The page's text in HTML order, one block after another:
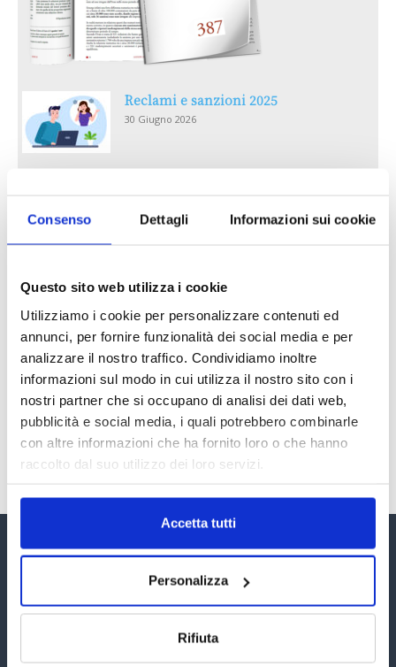
Consenso Dettagli Informazioni sui cookie
Questo sito web utilizza i cookie
Utilizziamo i cookie per personalizzare contenuti ed
annunci, per fornire funzionalità dei social media e per
analizzare il nostro traffico. Condividiamo inoltre
informazioni sul modo in cui utilizza il nostro sito con i
nostri partner che si occupano di analisi dei dati web,
pubblicità e social media, i quali potrebbero combinarle
con altre informazioni che ha fornito loro o che hanno
raccolto dal suo utilizzo dei loro servizi.
Accetta tutti
Personalizza
Rifiuta
Reclami e sanzioni 2025
30 Giugno 2026
30 Giugno 2026
30 Giugno 2026
PREMI 2025. I TOP TEN
30 Giugno 2026
TUTTI GLI ARTICOLI DEL MESE
Assinform Editore
Chi siamo
Collabora con noi